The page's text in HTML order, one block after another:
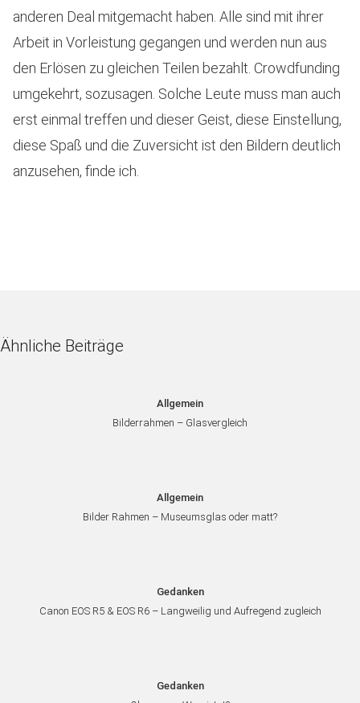
anderen Deal mitgemacht haben. Alle sind mit ihrer
Arbeit in Vorleistung gegangen und werden nun aus
den Erlösen zu gleichen Teilen bezahlt. Crowdfunding
umgekehrt, sozusagen. Solche Leute muss man auch
erst einmal treffen und dieser Geist, diese Einstellung,
diese Spaß und die Zuversicht ist den Bildern deutlich
anzusehen, finde ich.
Ähnliche Beiträge
Allgemein
Bilderrahmen – Glasvergleich
Allgemein
Bilder Rahmen – Museumsglas oder matt?
Gedanken
Canon EOS R5 & EOS R6 – Langweilig und Aufregend zugleich
Gedanken